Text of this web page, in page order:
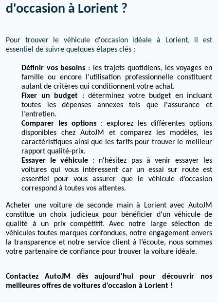
d'occasion à Lorient ?
Pour trouver le véhicule d'occasion idéale à Lorient, il est
essentiel de suivre quelques étapes clés :
Définir vos besoins : les trajets quotidiens, les voyages en
famille ou encore l’utilisation professionnelle constituent
autant de critères qui conditionnent votre achat.
Fixer un budget : déterminez votre budget en incluant
toutes les dépenses annexes tels que l'assurance et
l'entretien.
Comparer les options: explorez les différentes options
disponibles chez AutoJM et comparez les modèles, les
caractéristiques ainsi que les tarifs pour trouver le meilleur
rapport qualité-prix.
Essayer le véhicule : n'hésitez pas à venir essayer les
voitures qui vous intéressent car un essai sur route est
essentiel pour vous assurer que le véhicule d’occasion
correspond à toutes vos attentes.
Acheter une voiture de seconde main à Lorient avec AutoJM
constitue un choix judicieux pour bénéficier d'un véhicule de
qualité à un prix compétitif. Avec notre large sélection de
véhicules toutes marques confondues, notre engagement envers
la transparence et notre service client à l’écoute, nous sommes
votre partenaire de confiance pour trouver la voiture idéale.
Contactez AutoJM dès aujourd'hui pour découvrir nos
meilleures offres de voitures d'occasion à Lorient !